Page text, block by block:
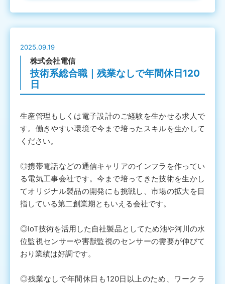
2025.09.19
株式会社電信
技術系総合職｜残業なしで年間休日120
日
生産管理もしくは電子設計のご経験を生かせる求人で
す。働きやすい環境で今まで培ったスキルを生かして
ください。
◎携帯電話などの通信キャリアのインフラを作ってい
る電気工事会社です。今まで培ってきた技術を生かし
てオリジナル製品の開発にも挑戦し、市場の拡大を目
指している第二創業期ともいえる会社です。
◎IoT技術を活用した自社製品としてため池や河川の水
位監視センサーや害獣監視のセンサーの需要が伸びて
おり業績は好調です。
◎残業なしで年間休日も120日以上のため、ワークラ